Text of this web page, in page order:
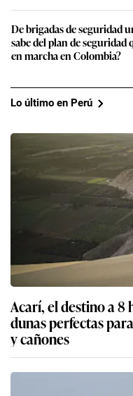
De brigadas de seguridad
sabe del plan de seguridad
en marcha en Colombia?
Lo último en Perú
Acarí, el destino a 8
dunas perfectas
y cañones